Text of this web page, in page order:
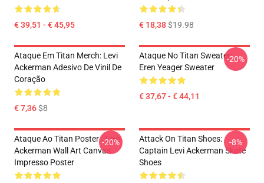
€ 39,51 - € 45,95 € 18,38$19.98
Ataque Em Titan Merch: Levi
Ackerman Adesivo De Vinil De
Coração
€ 7,36$8
Ataque No Titan Sweater:
Eren Yeager Sweater
€ 37,67 - € 44,11
-20%
Ataque Ao Titan Poster - Levi
Ackerman Wall Art Canvas
Impresso Poster
-20%
Attack On Titan Shoes:
Captain Levi Ackerman Skate
Shoes
-8%